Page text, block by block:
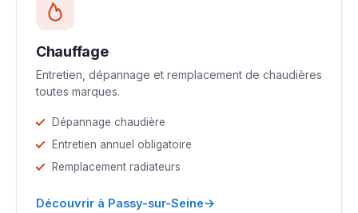
Chauffage
Entretien, dépannage et remplacement de chaudières
toutes marques.
Dépannage chaudière
Entretien annuel obligatoire
Remplacement radiateurs
Découvrir à Passy-sur-Seine→